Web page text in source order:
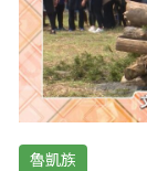
魯凱族